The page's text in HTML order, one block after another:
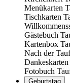
Menükarten
Tischkarten
Gästebuch
Kartenbox
Nach der
Fotobuch
Geburtstag